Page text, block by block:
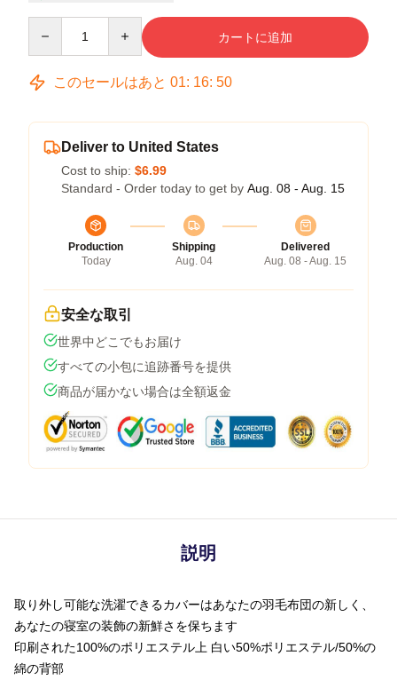
カートに追加
このセールはあと 01: 16: 50
Deliver to United States
Cost to ship: $6.99
Standard - Order today to get by Aug. 08 - Aug. 15
Production
Today
Shipping
Aug. 04
Delivered
Aug. 08 - Aug. 15
安全な取引
世界中どこでもお届け
すべての小包に追跡番号を提供
商品が届かない場合は全額返金
説明
取り外し可能な洗濯できるカバーはあなたの羽毛布団の新しく、
あなたの寝室の装飾の新鮮さを保ちます
印刷された100%のポリエステル上 白い50%ポリエステル/50%の
綿の背部